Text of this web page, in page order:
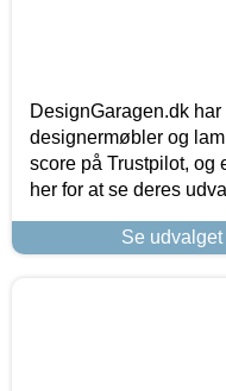
DesignGaragen.dk
designermøbler og
score på Trustpilot, og
her for at se deres
Se